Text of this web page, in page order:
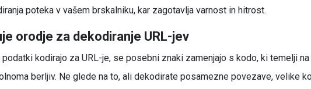
poteka v vašem brskalniku, kar zagotavlja varnost in hitrost.
orodje za dekodiranje URL-jev
kodirajo za URL-je, se posebni znaki zamenjajo s kodo, ki temelji
berljiv. Ne glede na to, ali dekodirate posamezne povezave, velike